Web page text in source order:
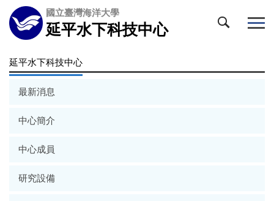
跳
到
主
內
容
國立臺灣海洋大學
延平水下科技中心
延平水下科技中心
最新消息
中心簡介
中心成員
研究設備